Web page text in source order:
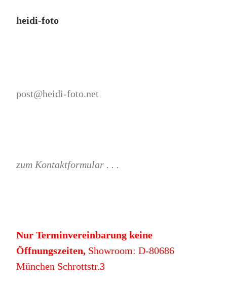
heidi-foto
post@heidi-foto.net
zum Kontaktformular . . .
Nur Terminvereinbarung keine
Öffnungszeiten,Showroom: D-80686
München Schrottstr.3